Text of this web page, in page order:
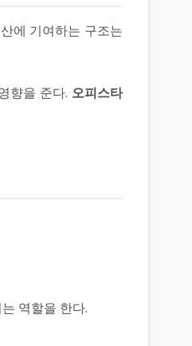
에 기여하는 구조는
향을 준다. 오피스타
역할을 한다.